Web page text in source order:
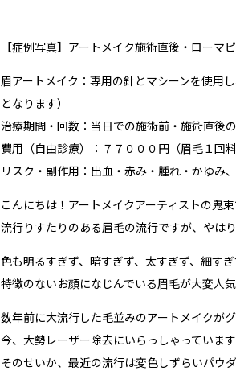
【症例写真】アートメイク施術直後・ロー
眉アートメイク：専用の針とマシーンを使用
となります）
治療期間・回数：当日での施術前・施術直後
費用（自由診療）：７７０００円（眉毛１回料
リスク・副作用：出血・赤み・腫れ・かゆみ
こんにちは！アートメイクアーティストの鬼束
流行りすたりのある眉毛の流行ですが、やは
色も明るすぎず、暗すぎず、太すぎず、細す
特徴のないお顔になじんでいる眉毛が大変人気
数年前に大流行した毛並みのアートメイクが
今、大勢レーザー除去にいらっしゃっています
そのせいか、最近の流行は変色しずらいパウ